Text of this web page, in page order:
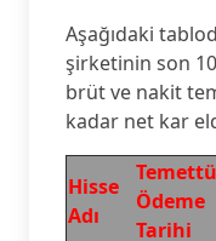
Aşağıdaki
şirketinin son
brüt ve nakit
kadar net kar
Hisse
Adı
Temettü
Ödeme
Tarihi